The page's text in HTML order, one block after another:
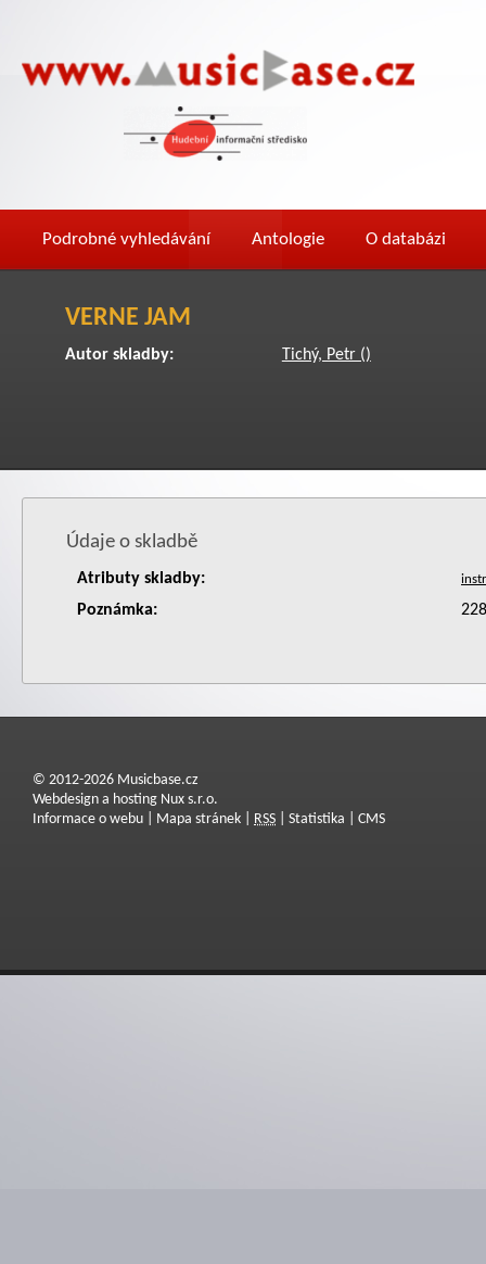
Podrobné vyhledávání Antologie O databázi
VERNE JAM
Autor skladby: Tichý, Petr ()
Údaje o skladbě
Atributy skladby:
Poznámka:
© 2012-2026 Musicbase.cz
Webdesign a hosting Nux s.r.o.
Informace o webu
Mapa stránek RSS Statistika CMS